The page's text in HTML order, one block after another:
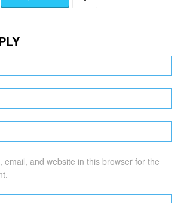
email, and website in this browser for the